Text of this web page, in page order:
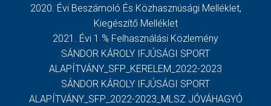
2020. Évi Beszámoló És Közhasznúsági Melléklet,
Kiegészítő Melléklet
2021. Évi 1 % Felhasználási Közlemény
SÁNDOR KÁROLY IFJÚSÁGI SPORT
ALAPÍTVÁNY_SFP_KERELEM_2022-2023
SÁNDOR KÁROLY IFJÚSÁGI SPORT
ALAPÍTVÁNY_SFP_2022-2023_MLSZ JÓVÁHAGYÓ